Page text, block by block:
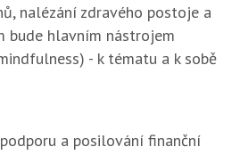
nalézání zdravého postoje a
bude hlavním nástrojem
- k tématu a k sobě
a posilování finanční